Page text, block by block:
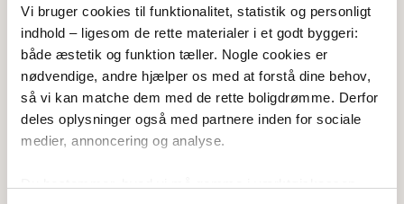
Vi bruger cookies til funktionalitet, statistik og personligt
indhold – ligesom de rette materialer i et godt byggeri:
både æstetik og funktion tæller. Nogle cookies er
nødvendige, andre hjælper os med at forstå dine behov,
så vi kan matche dem med de rette boligdrømme. Derfor
deles oplysninger også med partnere inden for sociale
medier, annoncering og analyse.
Areal:175 m²
Udstillingshus